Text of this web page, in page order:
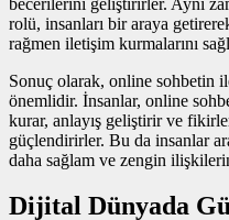
rolü, insanları bir araya
rağmen iletişim kurmalarını
Sonuç olarak, online sohbetin
önemlidir. İnsanlar, online
kurar, anlayış geliştirir ve
güçlendirirler. Bu da insanlar
daha sağlam ve zengin
Dijital Dünyada